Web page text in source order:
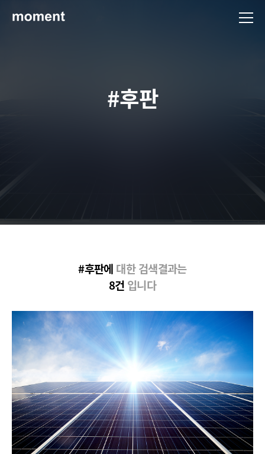
#후판
#후판에 대한 검색결과는
8건 입니다